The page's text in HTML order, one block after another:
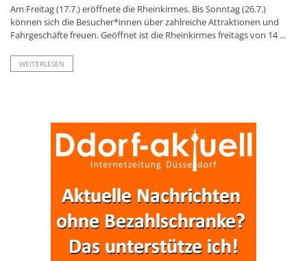
Am Freitag (17.7.) eröffnete die Rheinkirmes. Bis Sonntag (26.7.)
können sich die Besucher*innen über zahlreiche Attraktionen und
Fahrgeschäfte freuen. Geöffnet ist die Rheinkirmes freitags von 14 ...
WEITERLESEN